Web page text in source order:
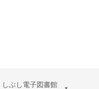
しぶし電子図書館